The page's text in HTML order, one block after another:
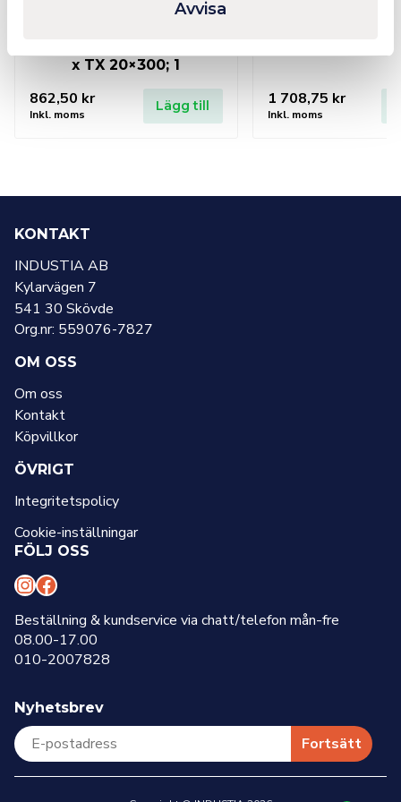
Avvisa
Screwdriver set
x TX 20×300; 1
862,50 kr
Inkl. moms
Lägg till 1 708,75 kr
Inkl. moms
KONTAKT
INDUSTIA AB
Kylarvägen 7
541 30 Skövde
Org.nr: 559076-7827
OM OSS
Om oss
Kontakt
Köpvillkor
ÖVRIGT
Integritetspolicy
Cookie-inställningar
FÖLJ OSS
I
n
s
t
a
g
r
a
F
a
c
e
b
o
o
k
Beställning & kundservice via chatt/telefon mån-fre
08.00-17.00
010-2007828
Nyhetsbrev
Fortsätt